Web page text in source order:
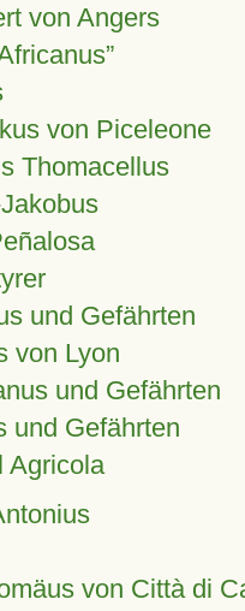
von Angers
von Piceleone
Thomacellus
und Gefährten
von Lyon
und Gefährten
und Gefährten
Agricola
von Città di